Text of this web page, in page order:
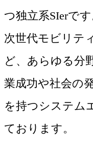
つ独立系SIerです
次世代モビリテ
ど、あらゆる分
業成功や社会の
を持つシステム
ております。